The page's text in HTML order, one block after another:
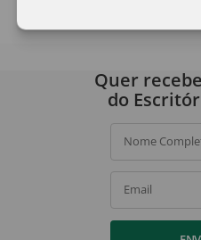
Quer
do
Nome
Email